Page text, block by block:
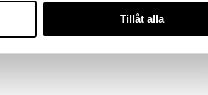
Tillåt alla